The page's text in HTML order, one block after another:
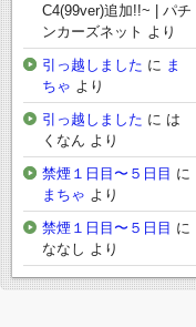
C4(99ver)追加!!~ | パチ
ンカーズネット より
引っ越しました に ま
ちゃ より
引っ越しました に は
くなん より
禁煙１日目〜５日目 に
まちゃ より
禁煙１日目〜５日目 に
ななし より